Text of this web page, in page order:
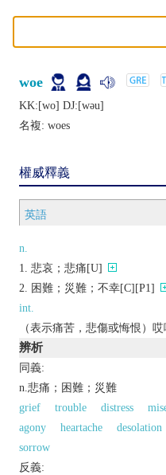
woe
KK:[wo] DJ:[wǝu]
名複: woes
權威釋義
英語
n.
悲哀；悲痛[U]
困難；災難；不幸[C][P1]
int.
（表示痛苦，悲傷或悔恨）
辨析
同義:
n.悲痛；困難；災難
grief
trouble distress
agony
heartache desolation
sorrow
反義: